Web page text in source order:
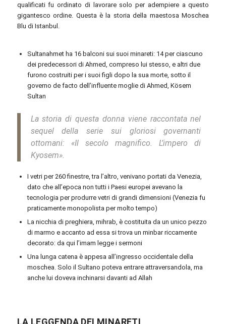
qualificati fu ordinato di lavorare solo per adempiere a questo
gigantesco ordine. Questa è la storia della maestosa Moschea
Blu di Istanbul.
Sultanahmet ha 16 balconi sui suoi minareti: 14 per ciascuno
dei predecessori di Ahmed, compreso lui stesso, e altri due
furono costruiti per i suoi figli dopo la sua morte, sotto il
governo de facto dell’influente moglie di Ahmed, Kösem
Sultan
La storia di questa donna viene raccontata nel
sequel della serie sui gloriosi governanti
ottomani: «Il secolo magnifico. L’impero di
Kyosem»‎.
I vetri per 260 finestre, tra l’altro, venivano portati da Venezia,
dato che all’epoca non tutti i Paesi europei avevano la
tecnologia per produrre vetri di grandi dimensioni (Venezia fu
praticamente monopolista per molto tempo)
La nicchia di preghiera, mihrab, è costituita da un unico pezzo
di marmo e accanto ad essa si trova un minbar riccamente
decorato: da qui l’imam legge i sermoni
Una lunga catena è appesa all’ingresso occidentale della
moschea. Solo il Sultano poteva entrare attraversandola, ma
anche lui doveva inchinarsi davanti ad Allah
LA LEGGENDA DEI MINARETI